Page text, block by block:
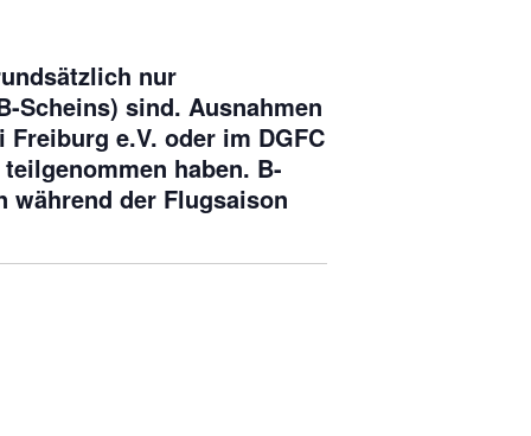
nur
Scheins) sind. Ausnahmen
e.V. oder im DGFC
haben. B-
während der Flugsaison